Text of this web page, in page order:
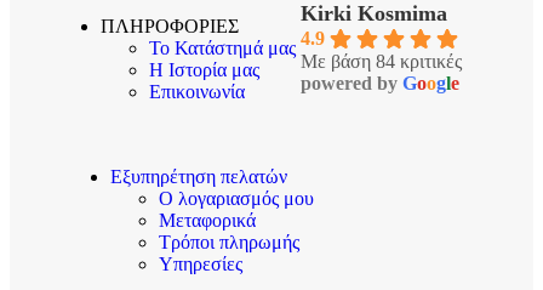
ΠΛΗΡΟΦΟΡΙΕΣ
Το Κατάστημά μας
Η Ιστορία μας
Επικοινωνία
Kirki Kosmima
4.9
Με βάση 84 κριτικές
powered by Google
Εξυπηρέτηση πελατών
Ο λογαριασμός μου
Μεταφορικά
Τρόποι πληρωμής
Υπηρεσίες